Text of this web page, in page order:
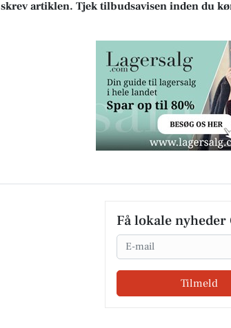
skrev artiklen. Tjek tilbudsavisen inden du
Få lokale nyheder
Email
Tilmeld